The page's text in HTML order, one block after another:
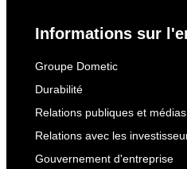
Informations sur
Groupe Dometic
Durabilité
Relations publiques et médias
Relations avec les
Gouvernement d'entreprise